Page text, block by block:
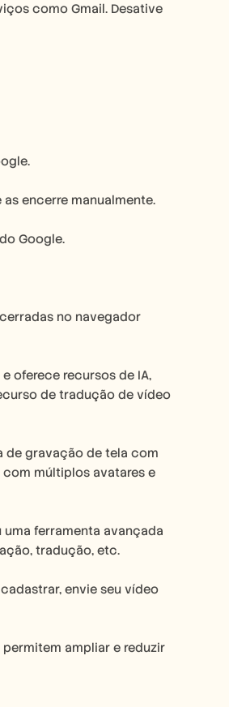
como Gmail. Desative
encerre manualmente.
Google.
no navegador
oferece recursos de IA,
de tradução de vídeo
de gravação de tela com
com múltiplos avatares e
ferramenta avançada
tradução, etc.
envie seu vídeo
ampliar e reduzir